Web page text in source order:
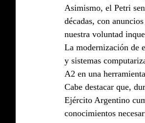
Asimismo, el Petri
décadas, con
nuestra voluntad
La modernización de
y sistemas
A2 en una
Cabe destacar que,
Ejército Argentino
conocimientos